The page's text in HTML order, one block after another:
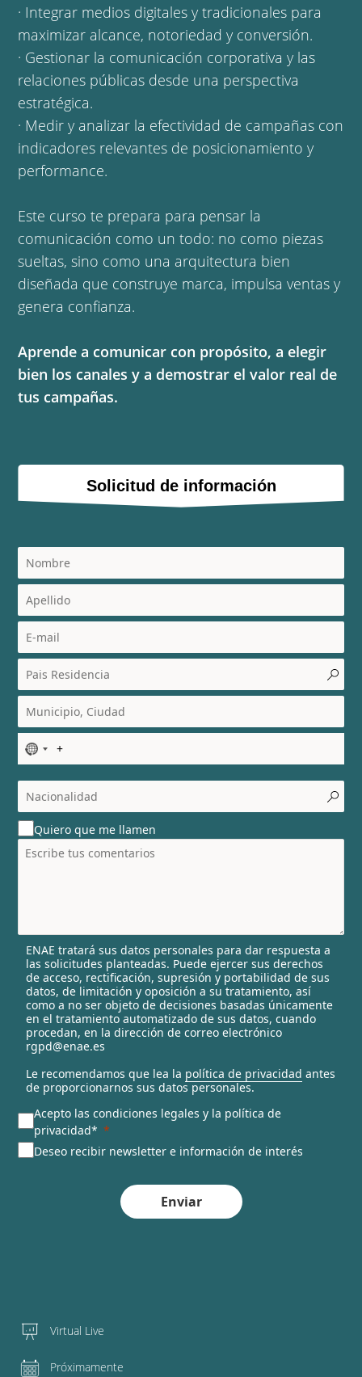
· Integrar medios digitales y tradicionales para
maximizar alcance, notoriedad y conversión.
· Gestionar la comunicación corporativa y las
relaciones públicas desde una perspectiva
estratégica.
· Medir y analizar la efectividad de campañas con
indicadores relevantes de posicionamiento y
performance.
Este curso te prepara para pensar la
comunicación como un todo: no como piezas
sueltas, sino como una arquitectura bien
diseñada que construye marca, impulsa ventas y
genera confianza.
Aprende a comunicar con propósito, a elegir
bien los canales y a demostrar el valor real de
tus campañas.
Solicitud de información
N
o
c
o
u
n
t
l
e
c
t
e
d
Quiero que me llamen
ENAE tratará sus datos personales para dar respuesta a
las solicitudes planteadas. Puede ejercer sus derechos
de acceso, rectificación, supresión y portabilidad de sus
datos, de limitación y oposición a su tratamiento, así
como a no ser objeto de decisiones basadas únicamente
en el tratamiento automatizado de sus datos, cuando
procedan, en la dirección de correo electrónico
rgpd@enae.es
Le recomendamos que lea la política de privacidad antes
de proporcionarnos sus datos personales.
Acepto las condiciones legales y la política de
privacidad*
Deseo recibir newsletter e información de interés
Enviar
Virtual Live
Próximamente